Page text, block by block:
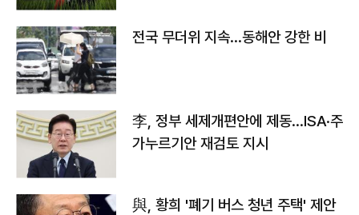
전국 무더위 지속…동해안 강한 비
李, 정부 세제개편안에 제동…ISA·주
가누르기안 재검토 지시
與, 황희 '폐기 버스 청년 주택' 제안